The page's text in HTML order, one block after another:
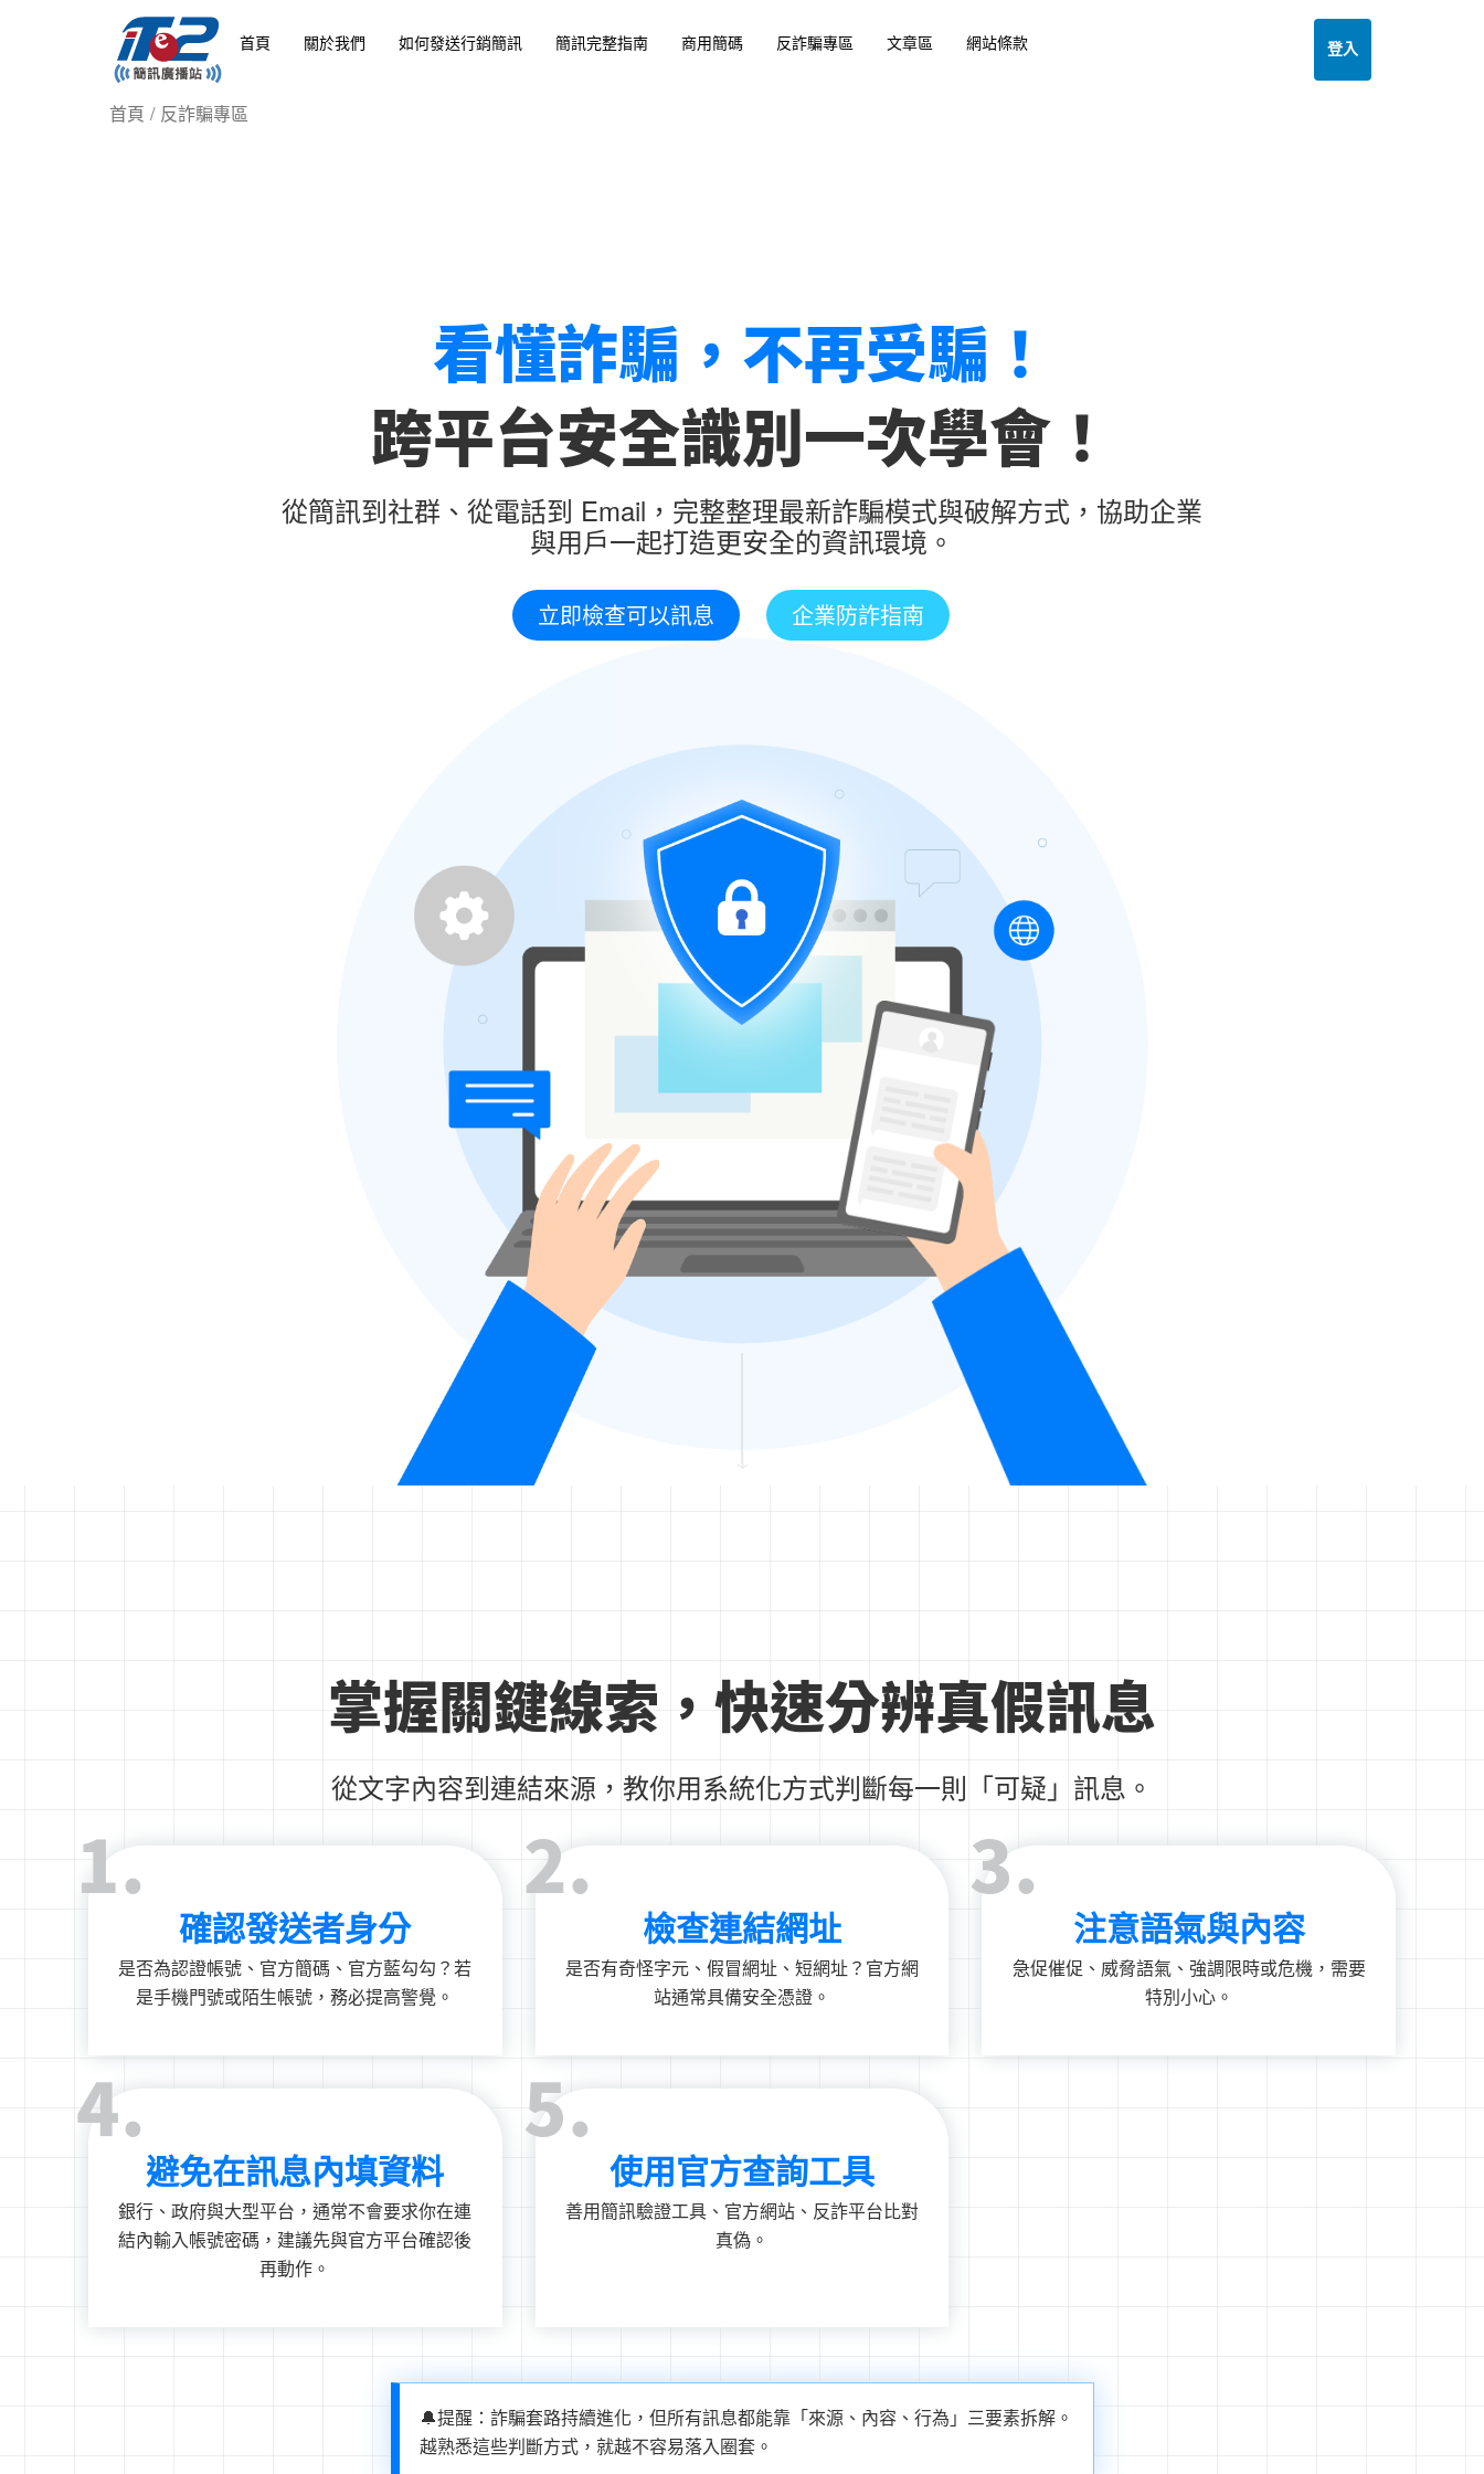
首頁 關於我們 如何發送行銷簡訊 簡訊完整指南 商用簡碼 反詐騙專區 文章區 網站條款 登入
首頁 / 反詐騙專區
看懂詐騙，不再受騙！
跨平台安全識別一次學會！
從簡訊到社群、從電話到 Email，完整整理最新詐騙模式與破解方式，協助企業
與用戶一起打造更安全的資訊環境。
立即檢查可以訊息 企業防詐指南
掌握關鍵線索，快速分辨真假訊息
從文字內容到連結來源，教你用系統化方式判斷每一則「可疑」訊息。
1.
確認發送者身分
是否為認證帳號、官方簡碼、官方藍勾勾？若
是手機門號或陌生帳號，務必提高警覺。
2.
檢查連結網址
是否有奇怪字元、假冒網址、短網址？官方網
站通常具備安全憑證。
3.
注意語氣與內容
急促催促、威脅語氣、強調限時或危機，需要
特別小心。
4.
避免在訊息內填資料
銀行、政府與大型平台，通常不會要求你在連
結內輸入帳號密碼，建議先與官方平台確認後
再動作。
5.
使用官方查詢工具
善用簡訊驗證工具、官方網站、反詐平台比對
真偽。
🔔提醒：詐騙套路持續進化，但所有訊息都能靠「來源、內容、行為」三要素拆解。
越熟悉這些判斷方式，就越不容易落入圈套。